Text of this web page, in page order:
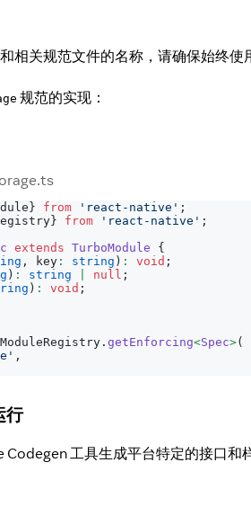
相关规范文件的名称，请确保始终
规范的实现：
} from 'react-native' ;
} from 'react-native' ;
extends TurboModule
{
, key : string ) : void ;
) : string null ;
) : void ;
. getEnforcing<Spec>(
,
行
工具生成平台特定的接口